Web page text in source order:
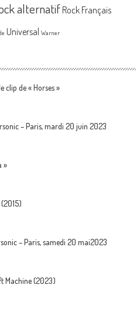
alternatif Rock Français
Universal Warner
clip de « Horses »
– Paris, mardi 20 juin 2023
»
(2015)
– Paris, samedi 20 mai2023
Machine (2023)